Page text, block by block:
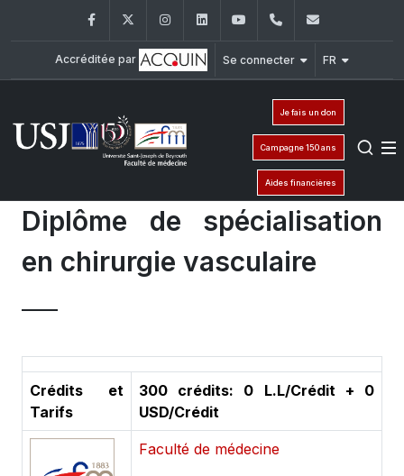
FacebookTwitter InstagramLinkedInYouTube+961 (1) 421 235
Accréditée par Se connecter FR
Je fais un don
Campagne 150 ans
Aides financières
Diplôme de spécialisation
en chirurgie vasculaire
Crédits et
Tarifs
300 crédits: 0 L.L/Crédit + 0
USD/Crédit
Faculté de médecine